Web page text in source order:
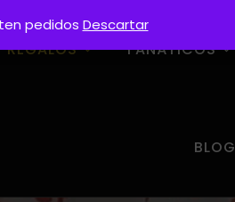
REGALOS FANÁTICOS
BLOG
pedidos Descartar